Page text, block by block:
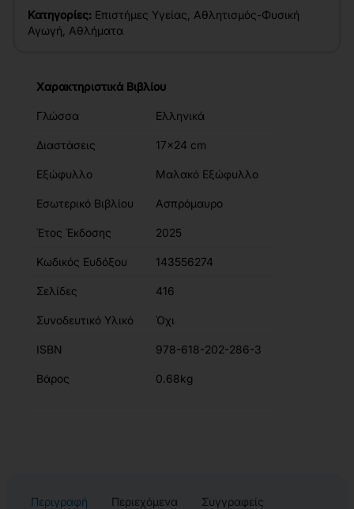
Κατηγορίες: Επιστήμες Υγείας Αθλητισμός-Φυσική
Αγωγή Αθλήματα
Χαρακτηριστικά Βιβλίου
Γλώσσα Ελληνικά
Διαστάσεις 17x24 cm
Εξώφυλλο Μαλακό Εξώφυλλο
Εσωτερικό Βιβλίου Ασπρόμαυρο
Έτος Έκδοσης 2025
Κωδικός Ευδόξου 143556274
Σελίδες 416
Συνοδευτικό Υλικό Όχι
ISBN 978-618-202-286-3
Βάρος 0.68kg
Περιγραφή Περιεχόμενα Συγγραφείς